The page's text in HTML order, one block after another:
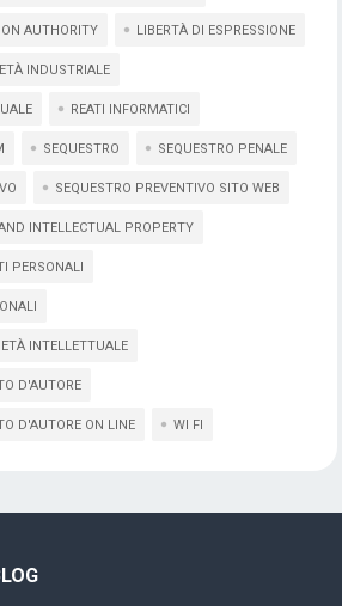
AUTHORITY LIBERTÀ DI ESPRESSIONE
INDUSTRIALE
REATI INFORMATICI
SEQUESTRO SEQUESTRO PENALE
SEQUESTRO PREVENTIVO SITO WEB
INTELLECTUAL PROPERTY
PERSONALI
INTELLETTUALE
D'AUTORE
D'AUTORE ON LINE WI FI